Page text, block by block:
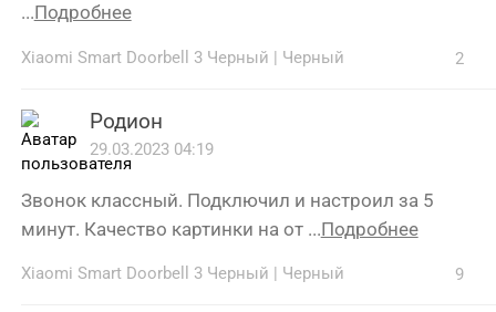
...Подробнее
Xiaomi Smart Doorbell 3 Черный | Черный 2
Родион
29.03.2023 04:19
Звонок классный. Подключил и настроил за 5
минут. Качество картинки на от ...Подробнее
Xiaomi Smart Doorbell 3 Черный Черный 9